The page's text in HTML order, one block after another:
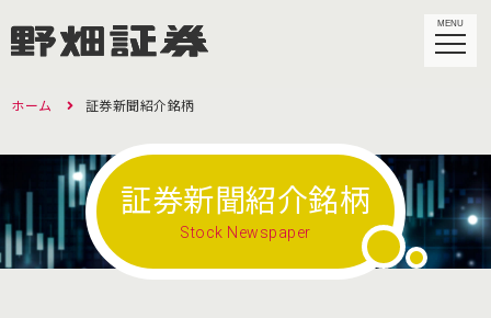
MENU
ホーム 証券新聞紹介銘柄
証券新聞紹介銘柄
Stock Newspaper